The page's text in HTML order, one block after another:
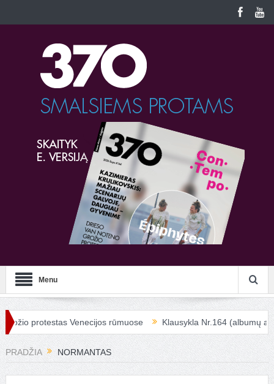
Menu
protestas Venecijos rūmuose Klausykla Nr.164 (albumų
PRADŽIA NORMANTAS